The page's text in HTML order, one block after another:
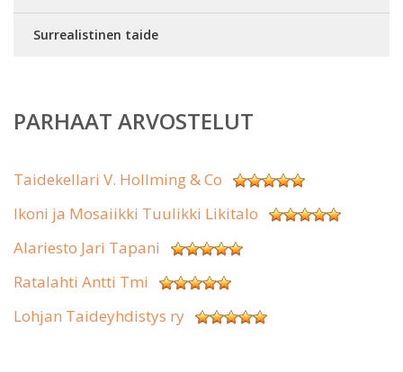
Surrealistinen taide
PARHAAT ARVOSTELUT
Taidekellari V. Hollming & Co
Ikoni ja Mosaiikki Tuulikki Likitalo
Alariesto Jari Tapani
Ratalahti Antti Tmi
Lohjan Taideyhdistys ry